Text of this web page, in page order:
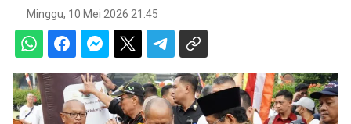
Minggu, 10 Mei 2026 21:45